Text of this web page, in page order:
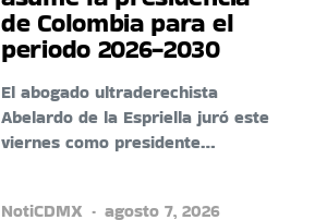
de Colombia para el
periodo 2026-2030
El abogado ultraderechista
Abelardo de la Espriella juró este
viernes como presidente…
NotiCDMX agosto 7, 2026